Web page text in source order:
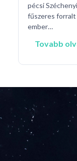
pécsi
fűszeres forralt
ember…
Tovabb